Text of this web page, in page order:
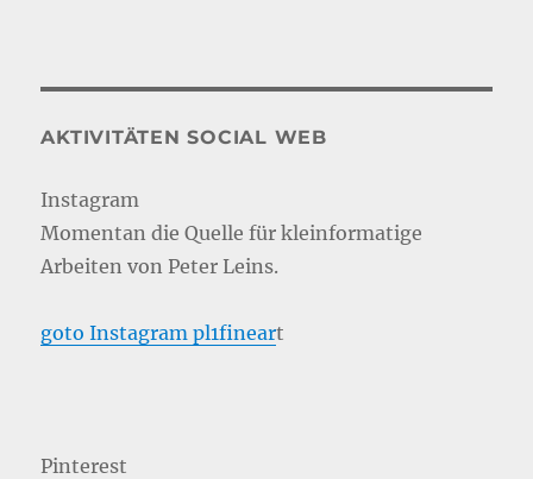
AKTIVITÄTEN SOCIAL WEB
Instagram
Momentan die Quelle für kleinformatige
Arbeiten von Peter Leins.
goto Instagram pl1fineart
Pinterest